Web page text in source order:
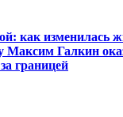
как изменилась
Максим Галкин
границей